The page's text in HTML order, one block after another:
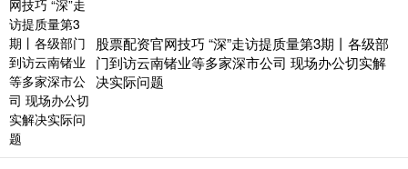
股票配资官网技巧 “深”走访提质量第3期丨各级部
门到访云南锗业等多家深市公司 现场办公切实解
决实际问题